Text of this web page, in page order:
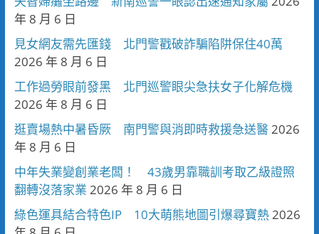
年 8 月 6 日
見女網友需先匯錢 北門警戳破詐騙陷阱保住40萬
2026 年 8 月 6 日
工作過勞眼前發黑 北門巡警眼尖急扶女子化解危機
2026 年 8 月 6 日
逛賣場熱中暑昏厥 南門警與消即時救援急送醫 2026
年 8 月 6 日
中年失業變創業老闆！ 43歲男靠職訓考取乙級證照
翻轉沒落家業 2026 年 8 月 6 日
綠色運具結合特色IP 10大萌熊地圖引爆尋寶熱 2026